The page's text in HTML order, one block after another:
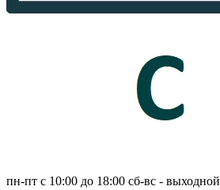
пн-пт с 10:00 до 18:00 сб-вс - выходной